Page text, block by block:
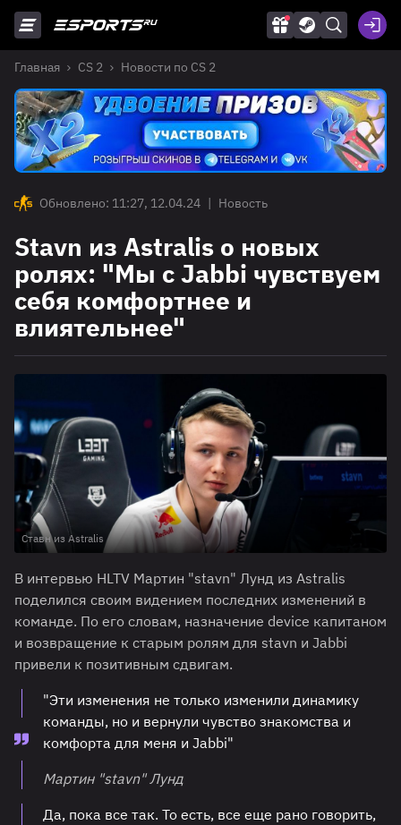
Главная CS 2 Новости по CS 2
Обновлено: 11:27, 12.04.24 | Новость
Stavn из Astralis о новых
ролях: "Мы с Jabbi чувствуем
себя комфортнее и
влиятельнее"
Ставн из Astralis
В интервью HLTV Мартин "stavn" Лунд из Astralis
поделился своим видением последних изменений в
команде. По его словам, назначение device капитаном
и возвращение к старым ролям для stavn и Jabbi
привели к позитивным сдвигам.
"Эти изменения не только изменили динамику
команды, но и вернули чувство знакомства и
комфорта для меня и Jabbi"
Мартин "stavn" Лунд
Да, пока все так. То есть, все еще рано говорить,